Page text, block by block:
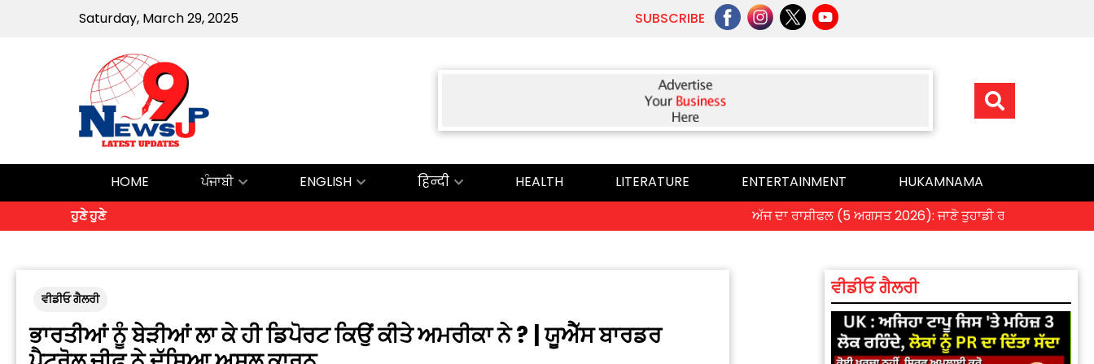
Saturday, March 29, 2025 SUBSCRIBE
HOME ਪੰਜਾਬੀ ENGLISH हिन्दी HEALTH LITERATURE ENTERTAINMENT
HUKAMNAMA
ਹੁਣੇ ਹੁਣੇ
ਅੱਜ ਦਾ ਰਾਸ਼ੀਫਲ (5 ਅਗਸਤ 2026): ਜਾਣੋ ਤੁਹਾਡੀ ਰਾਸ਼ੀ ‘ਤੇ ਗ੍ਰਹਿਆਂ ਦੀ
ਵੀਡੀਓ ਗੈਲਰੀ
ਭਾਰਤੀਆਂ ਨੂੰ ਬੇੜੀਆਂ ਲਾ ਕੇ ਹੀ ਡਿਪੋਰਟ ਕਿਉਂ ਕੀਤੇ ਅਮਰੀਕਾ ਨੇ ? | ਯੂਐੱਸ ਬਾਰਡਰ
ਵੀਡੀਓ ਗੈਲਰੀ